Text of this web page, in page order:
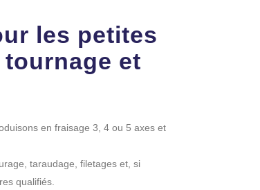
les petites
et
en fraisage 3, 4 ou 5 axes et
taraudage, filetages et, si
qualifiés.